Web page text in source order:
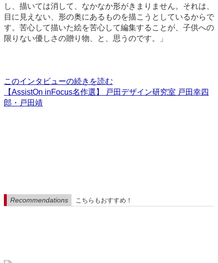
し、描いては消して、なかなか形がきまりません。それは、
目に見えない、形の奥にあるものを描こうとしているからで
す。苦心して描いた絵を苦心して編集することが、子供への
限りない優しさの贈り物、と、思うのです。」
このインタビューの続きを読む
【AssistOn inFocus名作選】 戸田デザイン研究室 戸田幸四
郎・戸田靖
Recommendations こちらもおすすめ！